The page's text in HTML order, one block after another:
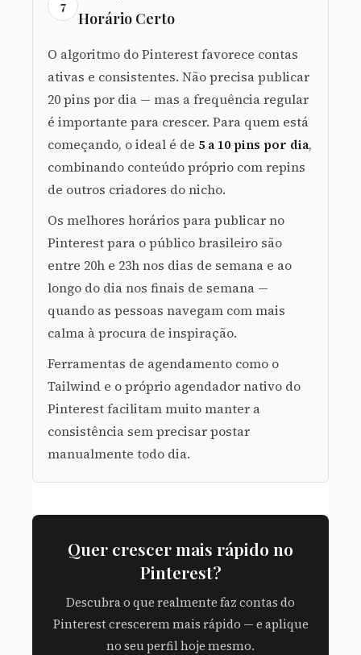
7
Horário Certo
O algoritmo do Pinterest favorece contas
ativas e consistentes. Não precisa publicar
20 pins por dia — mas a frequência regular
é importante para crescer. Para quem está
começando, o ideal é de 5 a 10 pins por dia,
combinando conteúdo próprio com repins
de outros criadores do nicho.
Os melhores horários para publicar no
Pinterest para o público brasileiro são
entre 20h e 23h nos dias de semana e ao
longo do dia nos finais de semana —
quando as pessoas navegam com mais
calma à procura de inspiração.
Ferramentas de agendamento como o
Tailwind e o próprio agendador nativo do
Pinterest facilitam muito manter a
consistência sem precisar postar
manualmente todo dia.
Quer crescer mais rápido no
Pinterest?
Descubra o que realmente faz contas do
Pinterest crescerem mais rápido — e aplique
no seu perfil hoje mesmo.